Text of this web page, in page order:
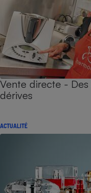
Vente directe -
dérives
ACTUALITÉ